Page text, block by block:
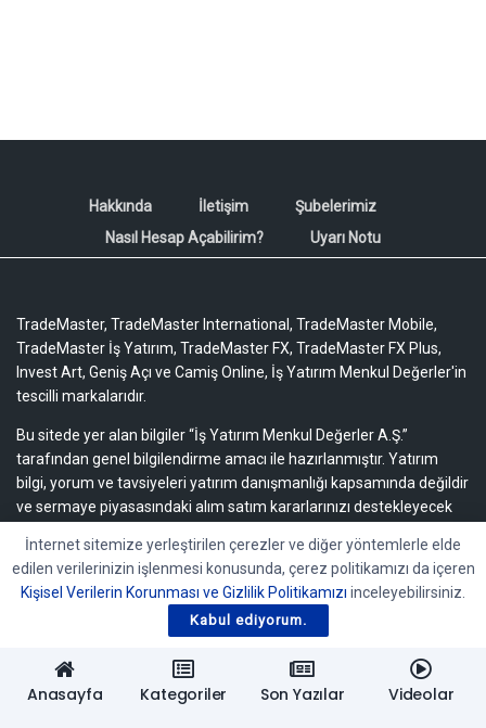
Hakkında İletişim
Şubelerimiz
Nasıl Hesap Açabilirim?
Uyarı Notu
TradeMaster, TradeMaster International, TradeMaster Mobile,
TradeMaster İş Yatırım, TradeMaster FX, TradeMaster FX Plus,
Invest Art, Geniş Açı ve Camiş Online, İş Yatırım Menkul Değerler'in
tescilli markalarıdır.
Bu sitede yer alan bilgiler “İş Yatırım Menkul Değerler A.Ş.”
tarafından genel bilgilendirme amacı ile hazırlanmıştır. Yatırım
bilgi, yorum ve tavsiyeleri yatırım danışmanlığı kapsamında değildir
ve sermaye piyasasındaki alım satım kararlarınızı destekleyecek
Bu içeriğe ilişkin tüm telif hakları İş Yatırım Menkul Değerler A.Ş.’ye
aittir. Bu içerik, açık iznimiz olmaksızın başkaları tarafından
herhangi bir amaçla, kısmen veya tamamen çoğaltılamaz,
dağıtılamaz, yayımlanamaz veya değiştirilemez.
İnternet sitemize yerleştirilen çerezler ve diğer yöntemlerle elde
edilen verilerinizin işlenmesi konusunda, çerez politikamızı da içeren
Kişisel Verilerin Korunması ve Gizlilik Politikamızı inceleyebilirsiniz.
Kabul ediyorum.
Anasayfa Kategoriler Son Yazılar Videolar